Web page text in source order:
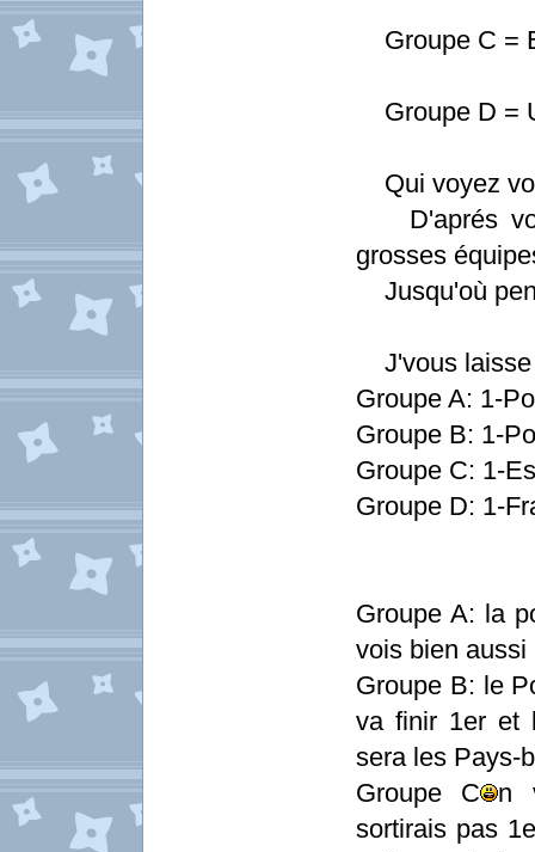
Groupe C =
Groupe D =
Qui voyez
D'aprés
grosses
Jusqu'où
J'vous laisse
Groupe A: 1-
Groupe B: 1-
Groupe C: 1-
Groupe D: 1-
Groupe A: la
vois bien aussi
Groupe B: le
va finir 1er et
sera les Pays-
Groupe C
n
sortirais pas